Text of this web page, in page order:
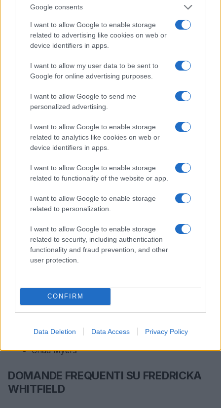
Google consents
I want to allow Google to enable storage
related to advertising like cookies on web or
device identifiers in apps.
I want to allow my user data to be sent to
Google for online advertising purposes.
I want to allow Google to send me
personalized advertising.
I want to allow Google to enable storage
related to analytics like cookies on web or
device identifiers in apps.
I want to allow Google to enable storage
related to functionality of the website or app.
I want to allow Google to enable storage
related to personalization.
I want to allow Google to enable storage
related to security, including authentication
functionality and fraud prevention, and other
user protection.
CONFIRM
Data Deletion Data Access Privacy Policy
americano che va in onda sulla CNN. Trasmesso
39 ore a settimana, Newsroom offre notizie in
diretta e registrate, oltre a analisi di esperti sulle
questioni trattate e sui titoli dei giornali ogni ora. Il
programma tende a concentrarsi su notizie più
informali rispetto alla programmazione dedicata
alla politica in prima serata.
Atlanta, Georgia, è il «marchio» standard della rete
per la programmazione delle notizie in tempo reale.
Live Today, Live From, CNN Saturday, CNN
Saturday Night, CNN Sunday e CNN Sunday Night.
CONDUTTORI E GIORNALISTI DELLA
CNN
I suoi colleghi giornalisti della CNN di Atlanta
includono:
Victor Blackwell
Ana Cabrera
Poppy Harlow
Jim Sciutto
Chad Myers
DOMANDE FREQUENTI SU FREDRICKA
WHITFIELD